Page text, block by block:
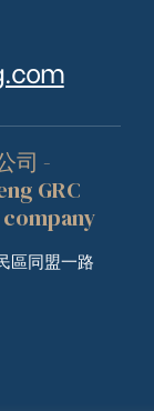
司 -
GRC
區同盟一路